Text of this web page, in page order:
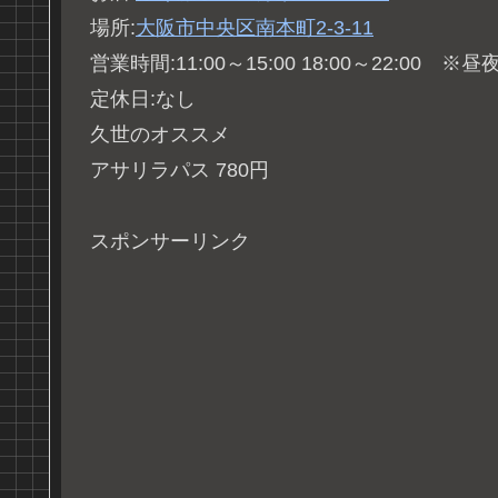
場所:大阪市中央区南本町2-3-11
営業時間:11:00～15:00 18:00～22:00 ※昼
定休日:なし
久世のオススメ
アサリラパス 780円
スポンサーリンク